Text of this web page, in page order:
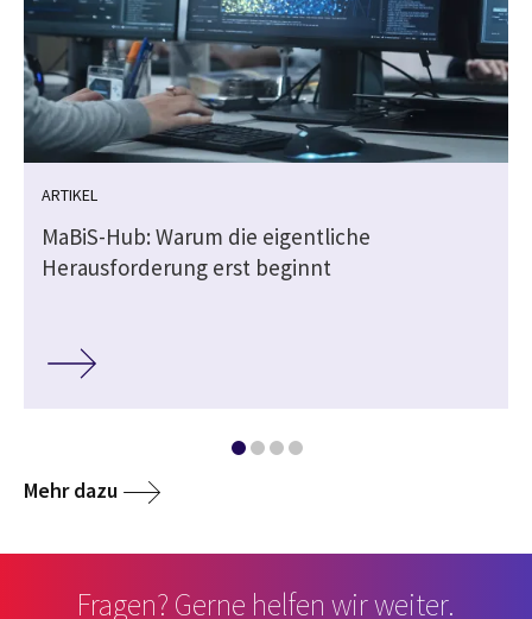
ARTIKEL
MaBiS-Hub: Warum die eigentliche
Herausforderung erst beginnt
Mehr dazu
Fragen? Gerne helfen wir weiter.